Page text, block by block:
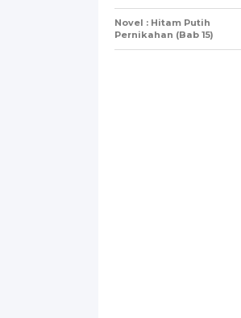
Novel : Hitam Putih
Pernikahan (Bab 15)